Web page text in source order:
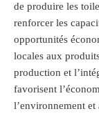
de produire les
renforcer les
opportunités
locales aux
production et
favorisent
l’environnement